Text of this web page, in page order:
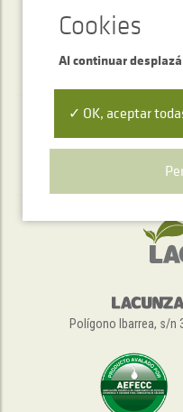
+34
Polígono Ibarrea, s/n
Al continuar
✓ OK, aceptar